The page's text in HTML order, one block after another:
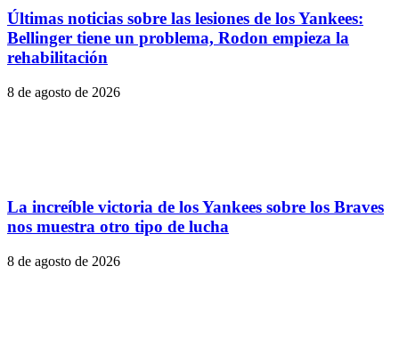
Últimas noticias sobre las lesiones de los Yankees:
Bellinger tiene un problema, Rodon empieza la
rehabilitación
8 de agosto de 2026
La increíble victoria de los Yankees sobre los Braves
nos muestra otro tipo de lucha
8 de agosto de 2026